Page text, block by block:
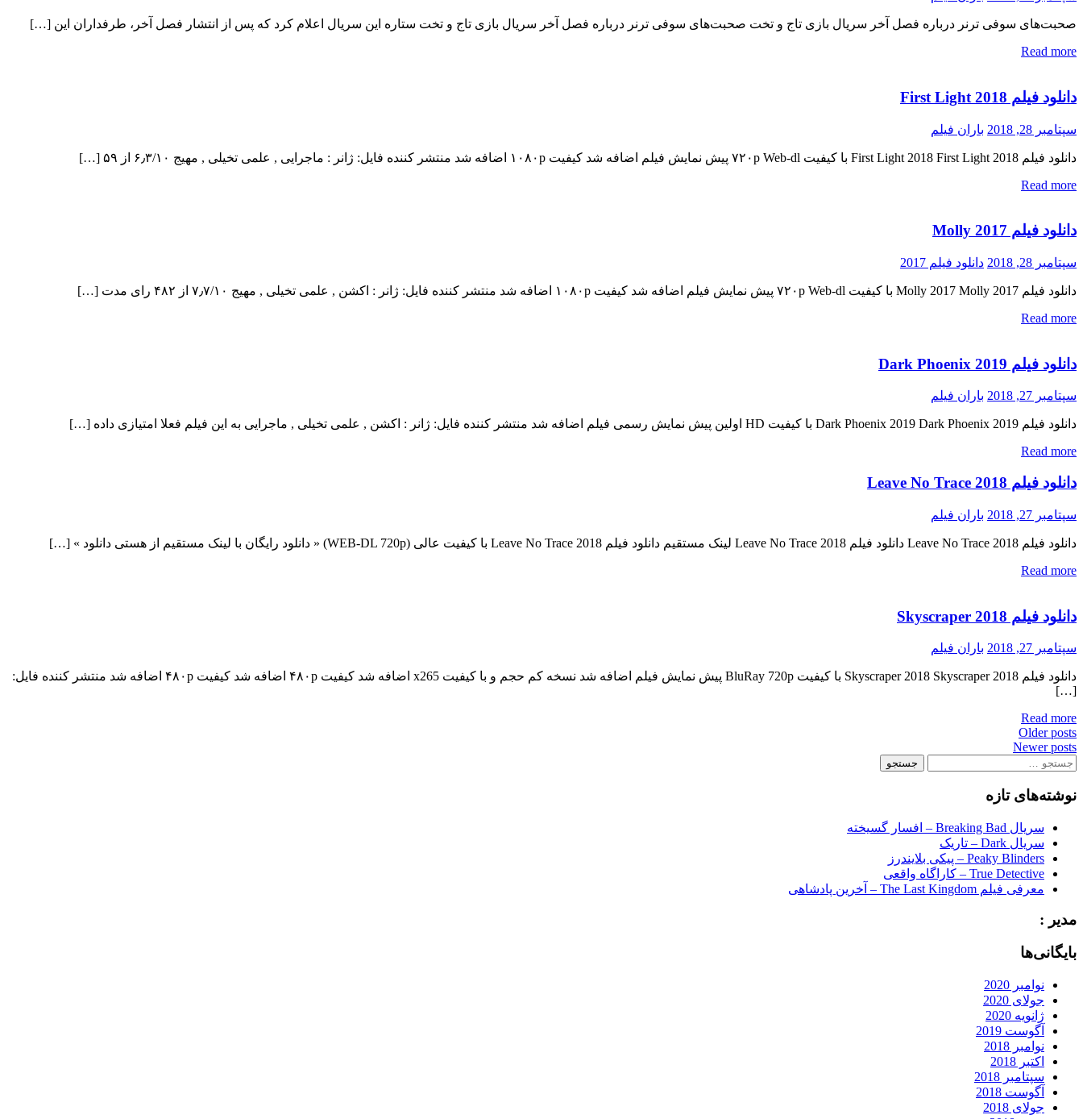
صحبت‌های سوفی ترنر درباره فصل آخر سریال بازی تاج و تخت صحبت‌های سوفی ترنر درباره فصل آخر سریال بازی تاج و تخت ستاره این سریال اعلام کرد که پس از انتشار فصل آخر، طرفداران این […]
Read more
دانلود فیلم First Light 2018
سپتامبر 28, 2018 باران فیلم
دانلود فیلم First Light 2018 First Light 2018 با کیفیت ۷۲۰p Web-dl پیش نمایش فیلم اضافه شد کیفیت ۱۰۸۰p اضافه شد منتشر کننده فایل: ژانر : ماجرایی , علمی تخیلی , مهیج ۶٫۳/۱۰ از ۵۹ […]
Read more
دانلود فیلم Molly 2017
سپتامبر 28, 2018 دانلود فیلم 2017
دانلود فیلم Molly 2017 Molly 2017 با کیفیت ۷۲۰p Web-dl پیش نمایش فیلم اضافه شد کیفیت ۱۰۸۰p اضافه شد منتشر کننده فایل: ژانر : اکشن , علمی تخیلی , مهیج ۷٫۷/۱۰ از ۴۸۲ رای مدت […]
Read more
دانلود فیلم Dark Phoenix 2019
سپتامبر 27, 2018 باران فیلم
دانلود فیلم Dark Phoenix 2019 Dark Phoenix 2019 با کیفیت HD اولین پیش نمایش رسمی فیلم اضافه شد منتشر کننده فایل: ژانر : اکشن , علمی تخیلی , ماجرایی به این فیلم فعلا امتیازی داده […]
Read more
دانلود فیلم Leave No Trace 2018
سپتامبر 27, 2018 باران فیلم
دانلود فیلم Leave No Trace 2018 دانلود فیلم Leave No Trace 2018 لینک مستقیم دانلود فیلم Leave No Trace 2018 با کیفیت عالی (WEB-DL 720p) « دانلود رایگان با لینک مستقیم از هستی دانلود » […]
Read more
دانلود فیلم Skyscraper 2018
سپتامبر 27, 2018 باران فیلم
دانلود فیلم Skyscraper 2018 Skyscraper 2018 با کیفیت BluRay 720p پیش نمایش فیلم اضافه شد نسخه کم حجم و با کیفیت x265 اضافه شد کیفیت ۴۸۰p اضافه شد کیفیت ۴۸۰p اضافه شد منتشر کننده فایل:
[…]
Read more
Posts
navigation
Older posts
Newer posts
جستجو
نوشته‌های تازه
سریال Breaking Bad – افسار گسیخته
سریال Dark – تاریک
Peaky Blinders – پیکی بلایندرز
True Detective – کاراگاه واقعی
معرفی فیلم The Last Kingdom – آخرین پادشاهی
مدیر :
بایگانی‌ها
نوامبر 2020
جولای 2020
ژانویه 2020
آگوست 2019
نوامبر 2018
اکتبر 2018
سپتامبر 2018
آگوست 2018
جولای 2018